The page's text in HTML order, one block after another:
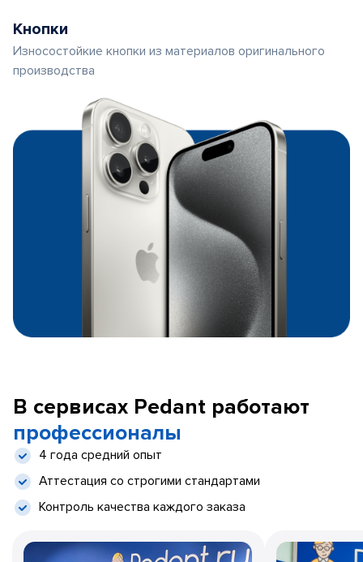
Кнопки
Износостойкие кнопки из материалов оригинального
производства
В сервисах Pedant работают
профессионалы
4 года средний опыт
Аттестация со строгими стандартами
Контроль качества каждого заказа